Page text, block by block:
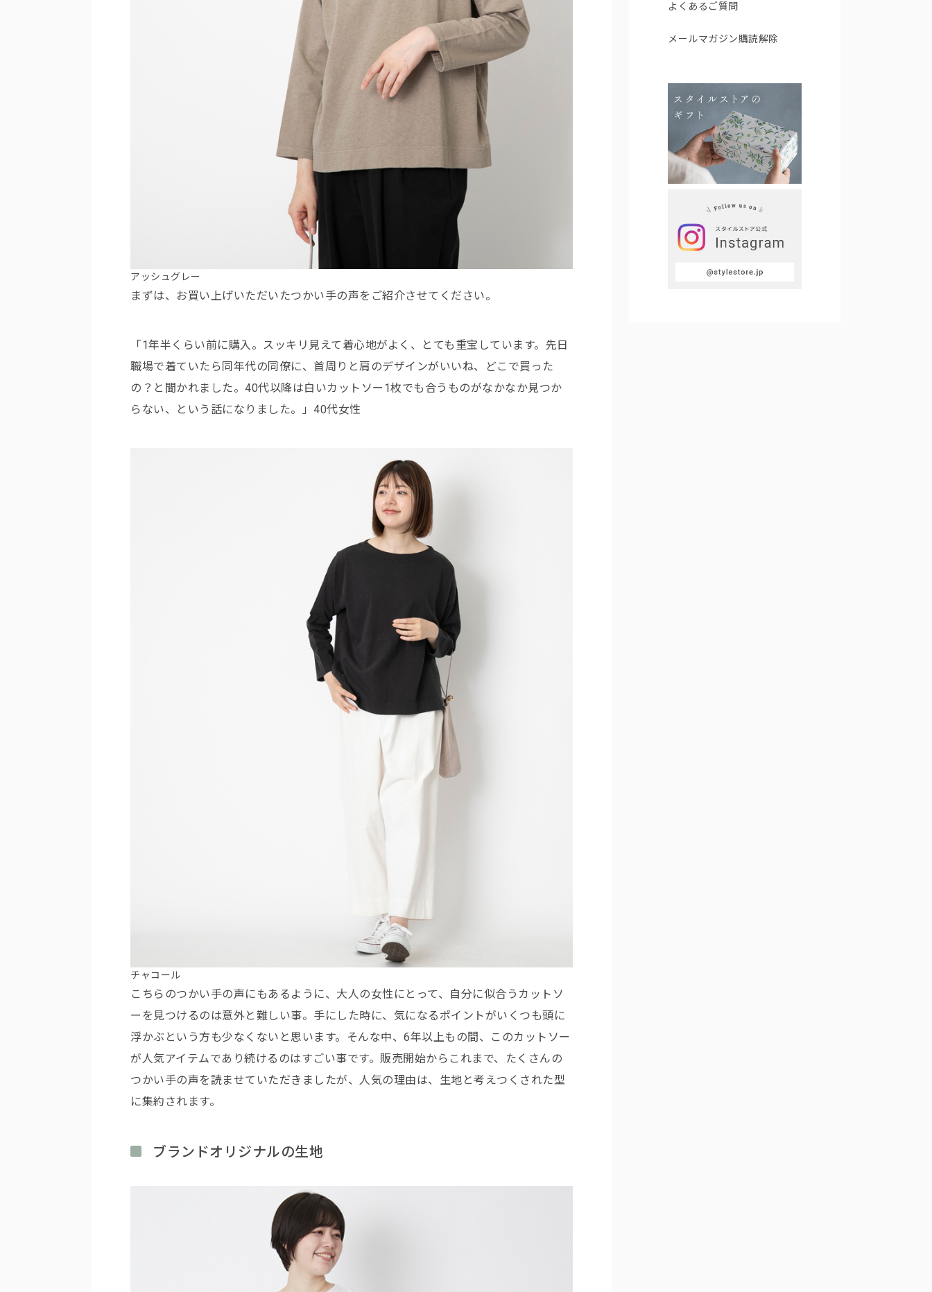
アッシュグレー
まずは、お買い上げいただいたつかい手の声をご紹介させてください。
「1年半くらい前に購入。スッキリ見えて着心地がよく、とても重宝しています。先日
職場で着ていたら同年代の同僚に、首周りと肩のデザインがいいね、どこで買った
の？と聞かれました。40代以降は白いカットソー1枚でも合うものがなかなか見つか
らない、という話になりました。」40代女性
チャコール
こちらのつかい手の声にもあるように、大人の女性にとって、自分に似合うカットソ
ーを見つけるのは意外と難しい事。手にした時に、気になるポイントがいくつも頭に
浮かぶという方も少なくないと思います。そんな中、6年以上もの間、このカットソー
が人気アイテムであり続けるのはすごい事です。販売開始からこれまで、たくさんの
つかい手の声を読ませていただきましたが、人気の理由は、生地と考えつくされた型
に集約されます。
ブランドオリジナルの生地
よくあるご質問
メールマガジン購読解除